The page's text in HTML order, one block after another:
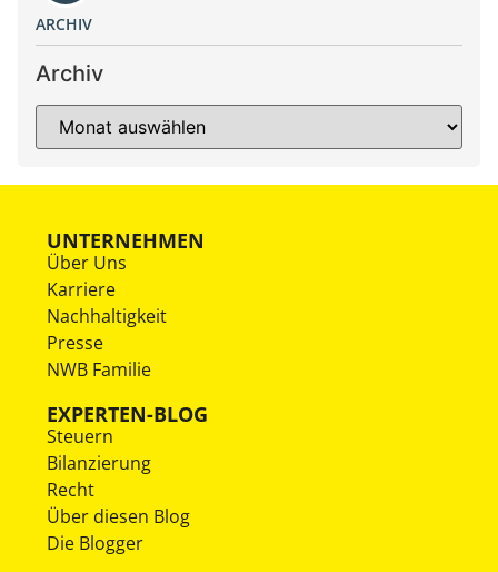
ARCHIV
Archiv
UNTERNEHMEN
Über Uns
Karriere
Nachhaltigkeit
Presse
NWB Familie
EXPERTEN-BLOG
Steuern
Bilanzierung
Recht
Über diesen Blog
Die Blogger